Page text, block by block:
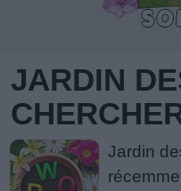
JARDIN
Jardin